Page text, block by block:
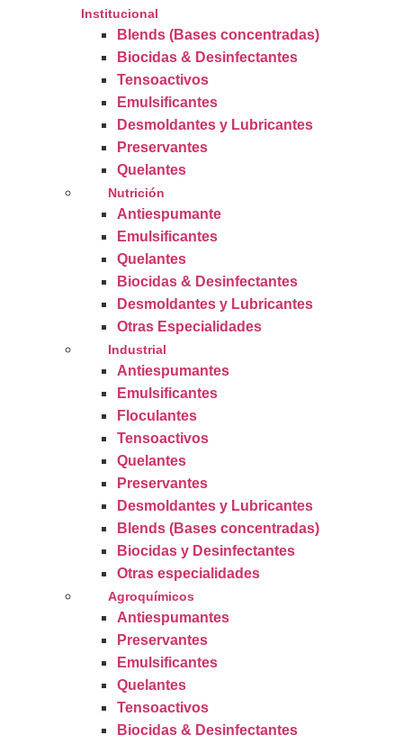
Institucional
Blends (Bases concentradas)
Biocidas & Desinfectantes
Tensoactivos
Emulsificantes
Desmoldantes y Lubricantes
Preservantes
Quelantes
Nutrición
Antiespumante
Emulsificantes
Quelantes
Biocidas & Desinfectantes
Desmoldantes y Lubricantes
Otras Especialidades
Industrial
Antiespumantes
Emulsificantes
Floculantes
Tensoactivos
Quelantes
Preservantes
Desmoldantes y Lubricantes
Blends (Bases concentradas)
Biocidas y Desinfectantes
Otras especialidades
Agroquímicos
Antiespumantes
Preservantes
Emulsificantes
Quelantes
Tensoactivos
Biocidas & Desinfectantes